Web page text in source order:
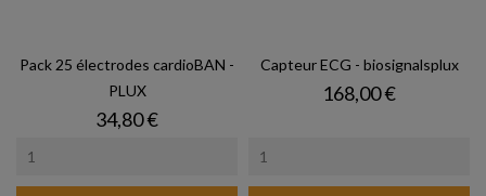
Pack 25 électrodes cardioBAN -
PLUX
Prix
34,80 €
Capteur ECG - biosignalsplux
Prix
168,00 €